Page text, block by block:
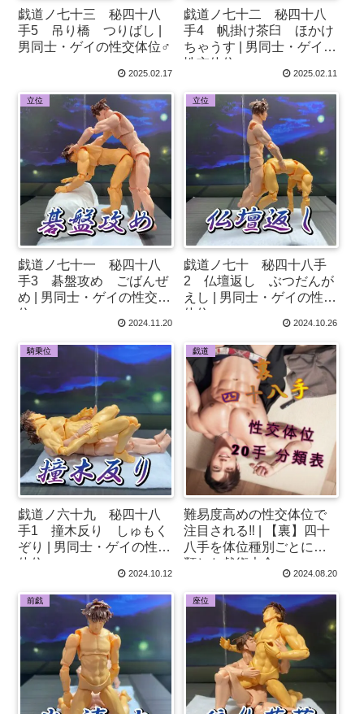
戯道ノ七十三 秘四十八
手5 吊り橋 つりばし |
男同士・ゲイの性交体位♂
2025.02.17
戯道ノ七十二 秘四十八
手4 帆掛け茶臼 ほかけ
ちゃうす | 男同士・ゲイの
性交体位♂
2025.02.11
立位
戯道ノ七十一 秘四十八
手3 碁盤攻め ごばんぜ
め | 男同士・ゲイの性交体
位♂
2024.11.20
立位
戯道ノ七十 秘四十八手
2 仏壇返し ぶつだんが
えし | 男同士・ゲイの性交
体位♂
2024.10.26
騎乗位
戯道ノ六十九 秘四十八
手1 撞木反り しゅもく
ぞり | 男同士・ゲイの性交
体位♂
2024.10.12
戯道
難易度高めの性交体位で
注目される‼ | 【裏】四十
八手を体位種別ごとに分
類した戯術大全
2024.08.20
前戯 座位